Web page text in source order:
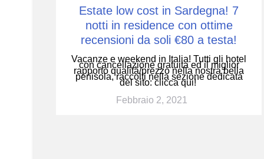
Estate low cost in Sardegna! 7
notti in residence con ottime
recensioni da soli €80 a testa!
Vacanze e weekend in Italia! Tutti gli hotel
con cancellazione gratuita ed il miglior
rapporto qualità/prezzo nella nostra bella
penisola, raccolti nella sezione dedicata
del sito: clicca qui!
Febbraio 2, 2021